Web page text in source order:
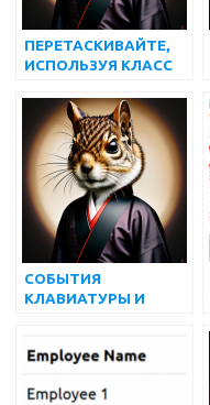
ПЕРЕТАСКИВАЙТЕ,
ИСПОЛЬЗУЯ КЛАСС
SELENIUM
WEBDRIVER
СОБЫТИЯ
КЛАВИАТУРЫ И
SELENIUM ACTIONS